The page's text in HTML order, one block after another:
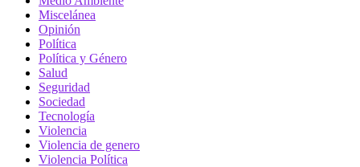
Miscelánea
Opinión
Política
Política y Género
Salud
Seguridad
Sociedad
Tecnología
Violencia
Violencia de genero
Violencia Política